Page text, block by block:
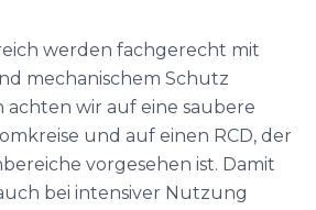
werden fachgerecht mit
mechanischem Schutz
achten wir auf eine saubere
und auf einen RCD, der
vorgesehen ist. Damit
bei intensiver Nutzung